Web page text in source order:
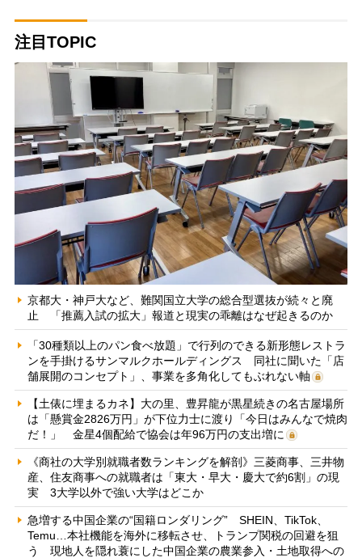
注目TOPIC
京都大・神戸大など、難関国立大学の総合型選抜が続々と廃
止 「推薦入試の拡大」報道と現実の乖離はなぜ起きるのか
「30種類以上のパン食べ放題」で行列のできる新形態レストラ
ンを手掛けるサンマルクホールディングス 同社に聞いた「店
舗展開のコンセプト」、事業を多角化してもぶれない軸
【土俵に埋まるカネ】大の里、豊昇龍が黒星続きの名古屋場所
は「懸賞金2826万円」が下位力士に渡り「今日はみんなで焼肉
だ！」 金星4個配給で協会は年96万円の支出増に
《商社の大学別就職者数ランキングを解剖》三菱商事、三井物
産、住友商事への就職者は「東大・早大・慶大で約6割」の現
実 3大学以外で強い大学はどこか
急増する中国企業の“国籍ロンダリング” SHEIN、TikTok、
Temu…本社機能を海外に移転させ、トランプ関税の回避を狙
う 現地人を隠れ蓑にした中国企業の農業参入・土地取得への